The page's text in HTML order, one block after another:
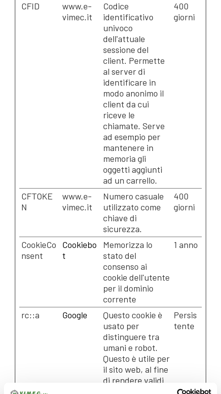
CFID
www.e-
vimec.it
Codice
identificativo
univoco
dell'attuale
sessione del
client. Permette
al server di
identificare in
modo anonimo il
client da cui
riceve le
chiamate. Serve
ad esempio per
mantenere in
memoria gli
oggetti aggiunti
ad un carrello.
400
giorni
CFTOKE
N
www.e-
vimec.it
Numero casuale
utilizzato come
chiave di
sicurezza.
400
giorni
CookieCo
nsent
Cookiebo
t
Memorizza lo
stato del
consenso ai
cookie dell'utente
per il dominio
corrente
1 anno
rc::a Google
Questo cookie è
usato per
distinguere tra
umani e robot.
Questo è utile per
il sito web, al fine
di rendere validi
Persis
tente